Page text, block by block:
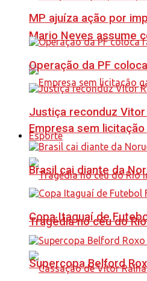
Mario Neves assume
Empresa sem
Tragédia no céu do
MP ajuíza ação por
Operação da PF
Justiça reconduz Vitor
Esporte
Brasil cai diante da
Copa Itaguaí de
Supercopa Belford